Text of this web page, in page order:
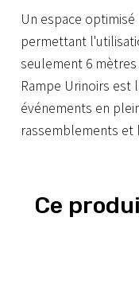
Un espace
permettant
seulement 6
Rampe Urinoirs est
événements en
rassemblements et
Ce